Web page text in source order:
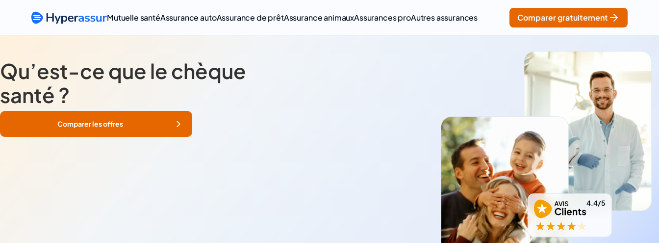
Mutuelle santéAssurance autoAssurance de prêtAssurance animauxAssurances proAutres assurances Comparer gratuitement
Qu’est-ce que le chèque
santé ?
Comparer les offres
4.4/5